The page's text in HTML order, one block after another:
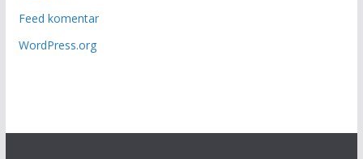
Feed komentar
WordPress.org